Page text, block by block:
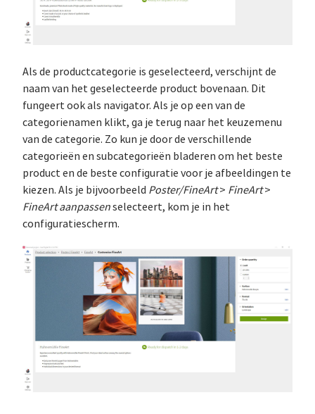
Als de productcategorie is geselecteerd, verschijnt de
naam van het geselecteerde product bovenaan. Dit
fungeert ook als navigator. Als je op een van de
categorienamen klikt, ga je terug naar het keuzemenu
van de categorie. Zo kun je door de verschillende
categorieën en subcategorieën bladeren om het beste
product en de beste configuratie voor je afbeeldingen te
kiezen. Als je bijvoorbeeld Poster/FineArt> FineArt>
FineArt aanpassenselecteert, kom je in het
configuratiescherm.